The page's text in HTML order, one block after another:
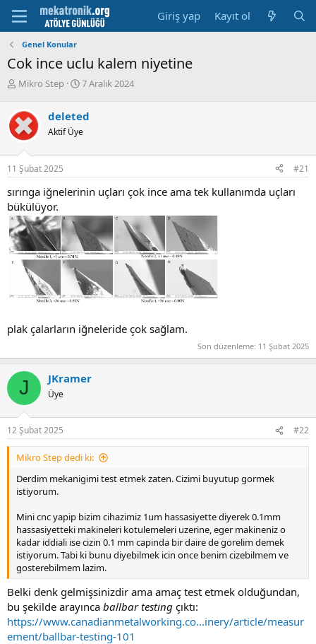
Giriş yap Kayıt ol
Genel Konular
Cok ince uclu kalem niyetine
K
n
u
y
b
a
a
t
a
n
Mikro Step
B
l
a
a
r
i
7 Aralık 2024
deleted
Aktif Üye
11 Şubat 2025 #21
sırınga iğnelerinin uçları çok ince ama tek kullanımda uçları
bükülüyor.
plak çalarların iğneleride çok sağlam.
Son düzenleme: 11 Şubat 2025
J JKramer
Üye
12 Şubat 2025 #22
Mikro Step dedi ki:
Derdim mekanigimi test etmek zaten. Cizimi buyutup gormek
istiyorum.
Mini cnc yapip bizim cihazimiz 1um hassasiyette diyerek 0.1mm
hassasiyetteki makineleri kotulemeleri uzerine, eger makineniz o
kadar iddiali ise cizin 0.1 mm capinda bir daire de gorelim demek
istiyorum. Tabi ki bunu diyebilmek icin once benim cizebilmem ve
gosterebilmem lazim.
Belki denk gelmişsinizdir ama amaç test etmek olduğundan,
bu şekilde arayınca ballbar testing çıktı:
https://www.canadianmetalworking.co...inery/article/measur
ement/ballbar-testing-101